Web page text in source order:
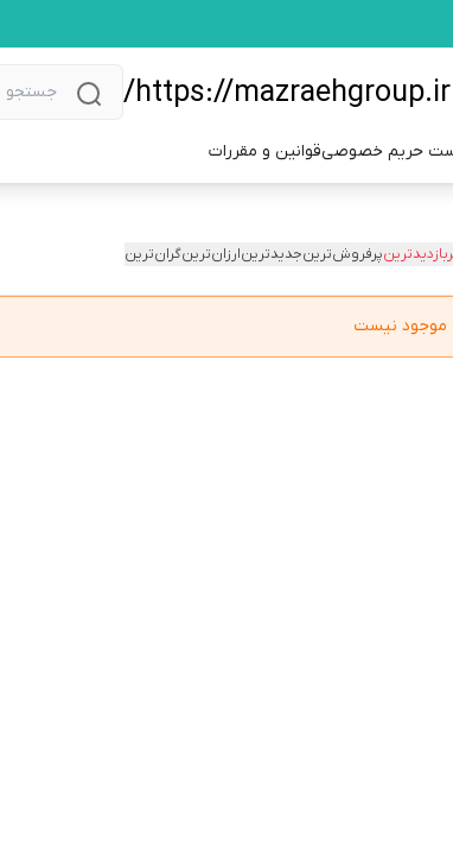
حریم خصوصیقوانین و مقررات
پرفروش‌ترینجدیدترینارزان‌ترینگران‌ترین
موجود نیست